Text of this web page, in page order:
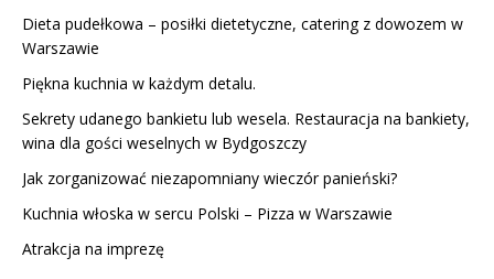
Dieta pudełkowa – posiłki dietetyczne, catering z dowozem w
Warszawie
Piękna kuchnia w każdym detalu.
Sekrety udanego bankietu lub wesela. Restauracja na bankiety,
wina dla gości weselnych w Bydgoszczy
Jak zorganizować niezapomniany wieczór panieński?
Kuchnia włoska w sercu Polski – Pizza w Warszawie
Atrakcja na imprezę